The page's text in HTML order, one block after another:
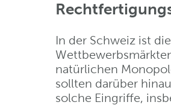
In der Schweiz ist
natürlichen
sollten darüber
solche Eingriffe,